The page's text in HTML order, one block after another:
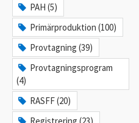
PAH (5)
Primärproduktion (100)
Provtagning (39)
Provtagningsprogram
(4)
RASFF (20)
Registrering (23)